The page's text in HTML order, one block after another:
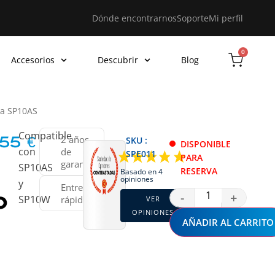
Dónde encontrarnosSoporteMi perfil
Accesorios Descubrir Blog
0
€
Compatible
con
SP10AS
y
SP10W
2 años
de
garantía
Entrega
rápida
Basado en 4
opiniones
VER
OPINIONES
SKU :
SPE011
DISPONIBLE
PARA
RESERVA
- +
AÑADIR AL CARRITO